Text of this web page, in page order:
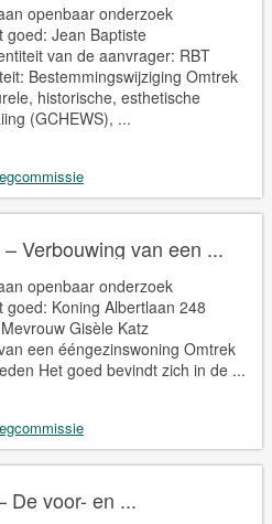
openbaar onderzoek
goed: Jean Baptiste
van de aanvrager: RBT
Bestemmingswijziging Omtrek
historische, esthetische
(GCHEWS), ...
Verbouwing van een ...
openbaar onderzoek
Koning Albertlaan 248
Gisèle Katz
een ééngezinswoning Omtrek
Het goed bevindt zich in de ...
De voor- en ...